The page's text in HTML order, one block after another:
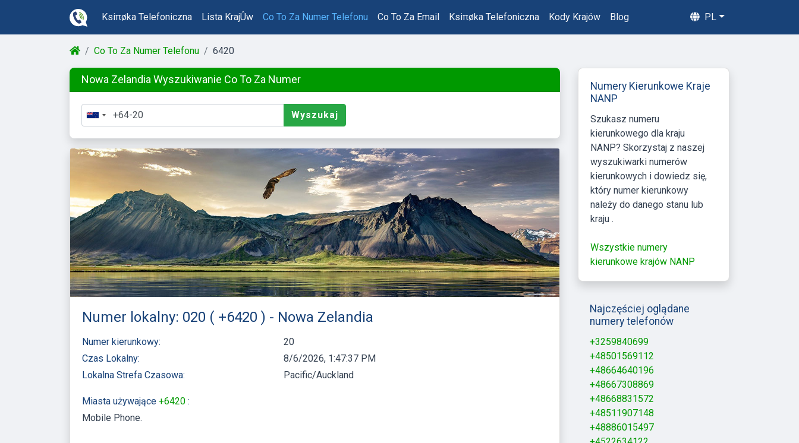
Ksiπøka Telefoniczna Lista KrajÛw Co To Za Numer Telefonu Co To Za Email Ksiπøka Telefoniczna Kody Krajów Blog PL
Co To Za Numer Telefonu 6420
Nowa Zelandia Wyszukiwanie Co To Za Numer
Wyszukaj
Numer lokalny: 020 ( +6420 ) - Nowa Zelandia
Numer kierunkowy:
20
Czas Lokalny:
8/6/2026, 1:47:37 PM
Lokalna Strefa Czasowa:
Pacific/Auckland
Miasta używające +6420 :
Mobile Phone
Numery Kierunkowe Kraje
NANP
Szukasz numeru
kierunkowego dla kraju
NANP? Skorzystaj z naszej
wyszukiwarki numerów
kierunkowych i dowiedz się,
który numer kierunkowy
należy do danego stanu lub
kraju .
Wszystkie numery
kierunkowe krajów NANP
Najczęściej oglądane
numery telefonów
+3259840699
+48501569112
+48664640196
+48667308869
+48668831572
+48511907148
+48886015497